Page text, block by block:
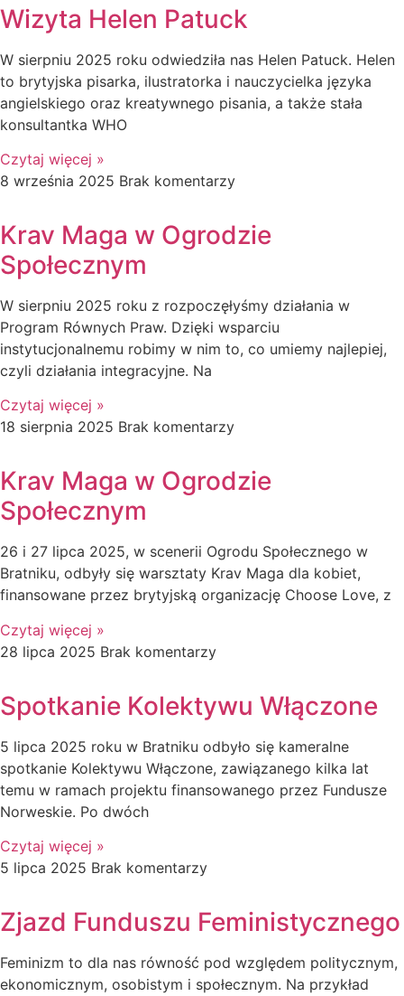
Wizyta Helen Patuck
W sierpniu 2025 roku odwiedziła nas Helen Patuck. Helen
to brytyjska pisarka, ilustratorka i nauczycielka języka
angielskiego oraz kreatywnego pisania, a także stała
konsultantka WHO
Czytaj więcej »
8 września 2025 Brak komentarzy
Krav Maga w Ogrodzie
Społecznym
W sierpniu 2025 roku z rozpoczęłyśmy działania w
Program Równych Praw. Dzięki wsparciu
instytucjonalnemu robimy w nim to, co umiemy najlepiej,
czyli działania integracyjne. Na
Czytaj więcej »
18 sierpnia 2025 Brak komentarzy
Krav Maga w Ogrodzie
Społecznym
26 i 27 lipca 2025, w scenerii Ogrodu Społecznego w
Bratniku, odbyły się warsztaty Krav Maga dla kobiet,
finansowane przez brytyjską organizację Choose Love, z
Czytaj więcej »
28 lipca 2025 Brak komentarzy
Spotkanie Kolektywu Włączone
5 lipca 2025 roku w Bratniku odbyło się kameralne
spotkanie Kolektywu Włączone, zawiązanego kilka lat
temu w ramach projektu finansowanego przez Fundusze
Norweskie. Po dwóch
Czytaj więcej »
5 lipca 2025 Brak komentarzy
Zjazd Funduszu Feministycznego
Feminizm to dla nas równość pod względem politycznym,
ekonomicznym, osobistym i społecznym. Na przykład